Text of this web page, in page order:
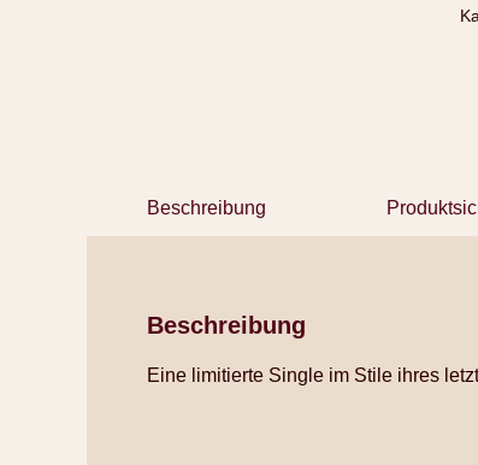
Beschreibung
Beschreibung
Eine limitierte Single im Stile ihres